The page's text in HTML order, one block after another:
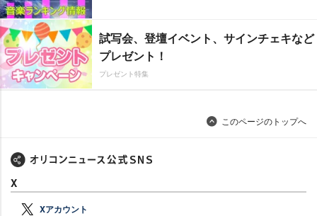
試写会、登壇イベント、サインチェキなど
プレゼント！
プレゼント特集
このページのトップへ
X
Xアカウント